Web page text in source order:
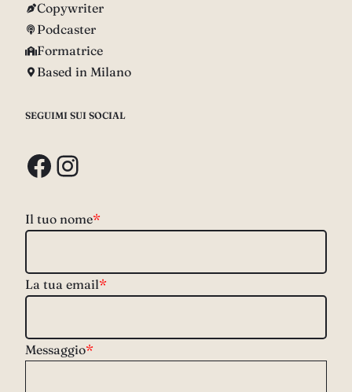
Copywriter
Podcaster
Formatrice
Based in Milano
SEGUIMI SUI SOCIAL
Facebook
Instagram
Il tuo nome*
La tua email*
Messaggio*